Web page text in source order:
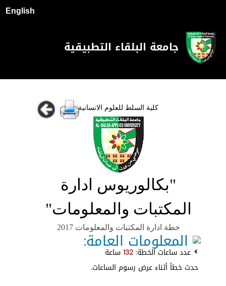
English
جامعة البلقاء التطبيقية
كلية السلط للعلوم الانسانية
"بكالوريوس ادارة
المكتبات والمعلومات"
خطة ادارة المكتبات والمعلومات 2017
المعلومات العامة:
عدد ساعات الخطة:132ساعة
حدث خطأ أثناء عرض رسوم الساعات.